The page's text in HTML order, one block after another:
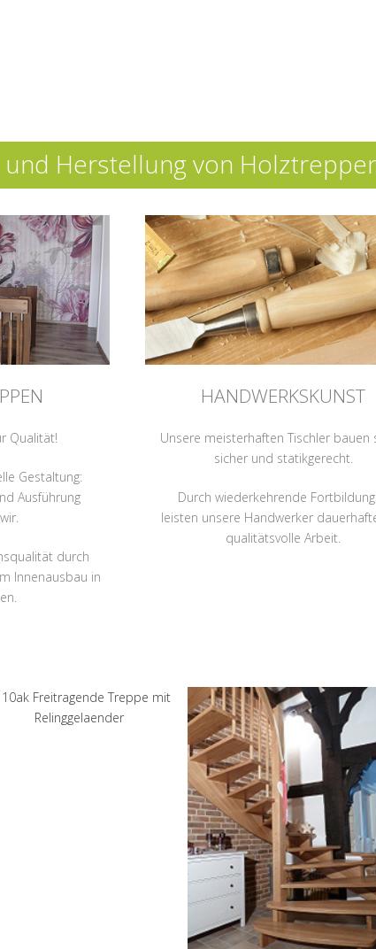
Herstellung von
Qualität!
Gestaltung:
Ausführung
durch
Innenausbau in
HANDWERKSKUNST
Unsere meisterhaften Tischler bauen
sicher und statikgerecht.
Durch wiederkehrende
leisten unsere Handwerker
qualitätsvolle Arbeit.